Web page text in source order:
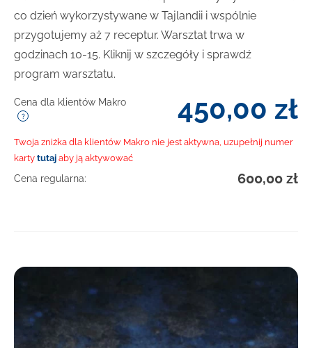
co dzień wykorzystywane w Tajlandii i wspólnie
przygotujemy aż 7 receptur. Warsztat trwa w
godzinach 10-15. Kliknij w szczegóły i sprawdź
program warsztatu.
Cena dla klientów Makro 450,00 zł
Twoja zniżka dla klientów Makro nie jest aktywna, uzupełnij numer
karty tutaj aby ją aktywować
Cena regularna: 600,00 zł